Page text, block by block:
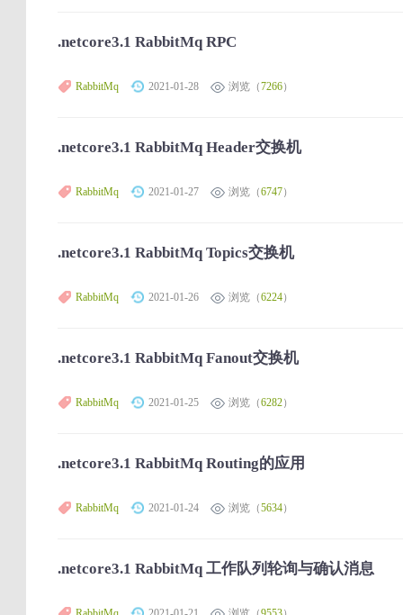
.netcore3.1 RabbitMq RPC
RabbitMq 2021-01-28 浏览（7266）
.netcore3.1 RabbitMq Header交换机
RabbitMq 2021-01-27 浏览（6747）
.netcore3.1 RabbitMq Topics交换机
RabbitMq 2021-01-26 浏览（6224）
.netcore3.1 RabbitMq Fanout交换机
RabbitMq 2021-01-25 浏览（6282）
.netcore3.1 RabbitMq Routing的应用
RabbitMq 2021-01-24 浏览（5634）
.netcore3.1 RabbitMq 工作队列轮询与确认消息